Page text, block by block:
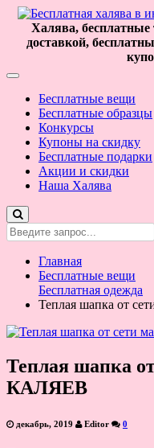
Халява, бесплатные
доставкой,
Бесплатные вещи
Бесплатные образцы
Конкурсы
Купоны на скидку
Бесплатные подарки
Акции и скидки
Наша Халява
Главная
Бесплатные вещи
Бесплатная одежда
Теплая шапка от
Теплая шапка
КАЛЯЕВ
декабрь, 2019 Editor 0